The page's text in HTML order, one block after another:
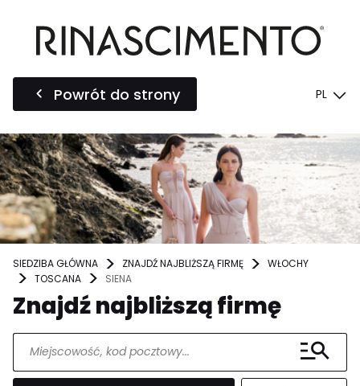
Powrót do strony PL
SIEDZIBA GŁÓWNA ZNAJDŹ NAJBLIŻSZĄ FIRMĘ
WŁOCHY
TOSCANA
SIENA
Znajdź najbliższą firmę